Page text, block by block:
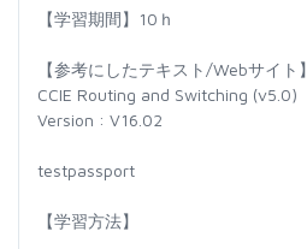
【学習期間】10ｈ
【参考にしたテキスト/Webサイト】
CCIE Routing and Switching (v5.0)
Version : V16.02
testpassport
【学習方法】